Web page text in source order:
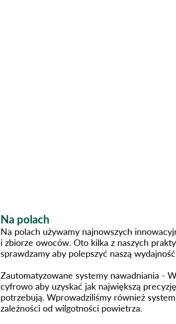
Na polach
Na polach używamy najnowszych
i zbiorze owoców. Oto kilka z naszych
sprawdzamy aby polepszyć naszą
Zautomatyzowane systemy nawadniania -
cyfrowo aby uzyskać jak największą
potrzebują. Wprowadziliśmy również
zależności od wilgotności powietrza.